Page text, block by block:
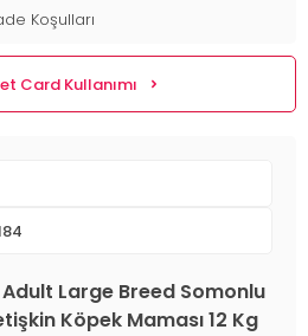
Koşulları
Card Kullanımı
Large Breed Somonlu
Köpek Maması 12 Kg